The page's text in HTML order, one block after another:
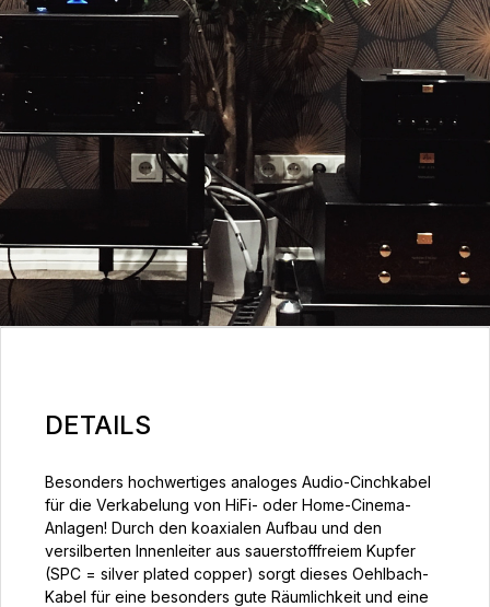
DETAILS
Besonders hochwertiges analoges Audio-Cinchkabel
für die Verkabelung von HiFi- oder Home-Cinema-
Anlagen! Durch den koaxialen Aufbau und den
versilberten Innenleiter aus sauerstofffreiem Kupfer
(SPC = silver plated copper) sorgt dieses Oehlbach-
Kabel für eine besonders gute Räumlichkeit und eine